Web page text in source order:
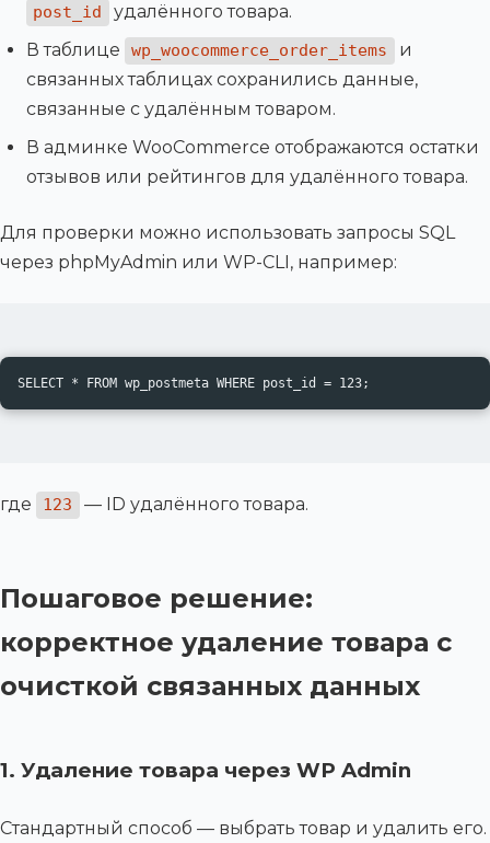
post_id
удалённого товара.
В таблице
wp_woocommerce_order_items
и
связанных таблицах сохранились данные,
связанные с удалённым товаром.
В админке WooCommerce отображаются остатки
отзывов или рейтингов для удалённого товара.
Для проверки можно использовать запросы SQL
через phpMyAdmin или WP-CLI, например:
SELECT * FROM wp_postmeta WHERE post_id = 123;
где 123 — ID удалённого товара.
Пошаговое решение:
корректное удаление товара с
очисткой связанных данных
1. Удаление товара через WP Admin
Стандартный способ — выбрать товар и удалить его.